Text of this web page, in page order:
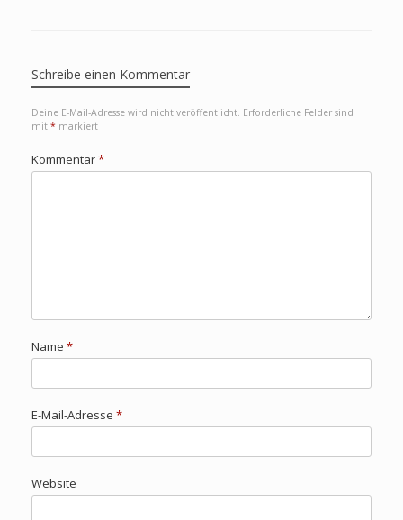
Schreibe einen Kommentar
Deine E-Mail-Adresse wird nicht veröffentlicht. Erforderliche Felder sind
mit * markiert
Kommentar*
Name *
E-Mail-Adresse *
Website